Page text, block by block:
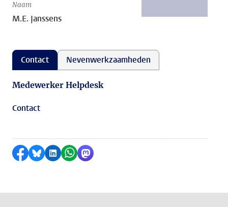
Naam
M.E. Janssens
Contact Nevenwerkzaamheden
Medewerker Helpdesk
Contact
Delen op Facebook
Delen via Bluesky
Delen op LinkedIn
Delen via WhatsApp
Delen via Mastodon